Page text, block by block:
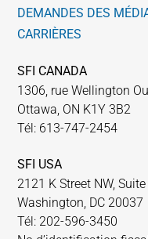
DEMANDES DES
CARRIÈRES
SFI CANADA
1306, rue Wellington
Ottawa, ON K1Y 3B2
Tél: 613-747-2454
SFI USA
2121 K Street NW,
Washington, DC 20037
Tél: 202-596-3450